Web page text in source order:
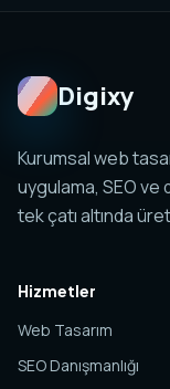
Digixy
Kurumsal web
uygulama, SEO
tek çatı altında
Hizmetler
Web Tasarım
SEO Danışmanlığı